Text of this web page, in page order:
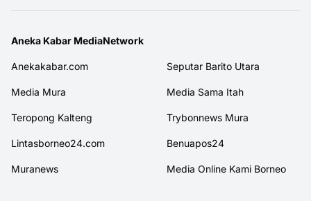
Aneka Kabar MediaNetwork
Anekakabar.com Seputar Barito Utara
Media Mura Media Sama Itah
Teropong Kalteng Trybonnews Mura
Lintasborneo24.com Benuapos24
Muranews Media Online Kami Borneo